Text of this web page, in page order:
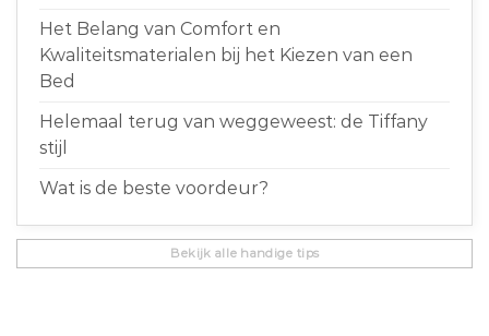
Het Belang van Comfort en
Kwaliteitsmaterialen bij het Kiezen van een
Bed
Helemaal terug van weggeweest: de Tiffany
stijl
Wat is de beste voordeur?
Bekijk alle handige tips